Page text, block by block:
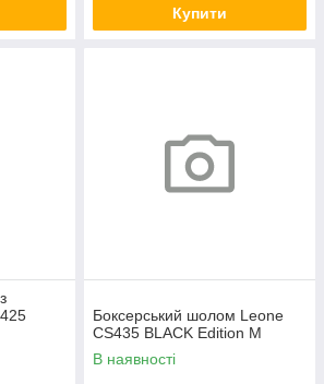
Купити
Боксерський шолом Leone
CS435 BLACK Edition M
В наявності